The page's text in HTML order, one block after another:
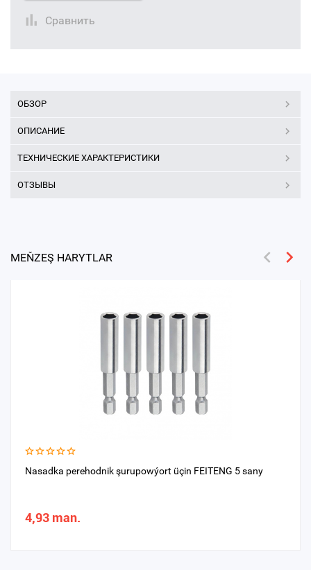
Сравнить
ОБЗОР
ОПИСАНИЕ
ТЕХНИЧЕСКИЕ ХАРАКТЕРИСТИКИ
ОТЗЫВЫ
MEŇZEŞ HARYTLAR
Nasadka perehodnik şurupowýort üçin FEITENG 5 sany
4,93 man.